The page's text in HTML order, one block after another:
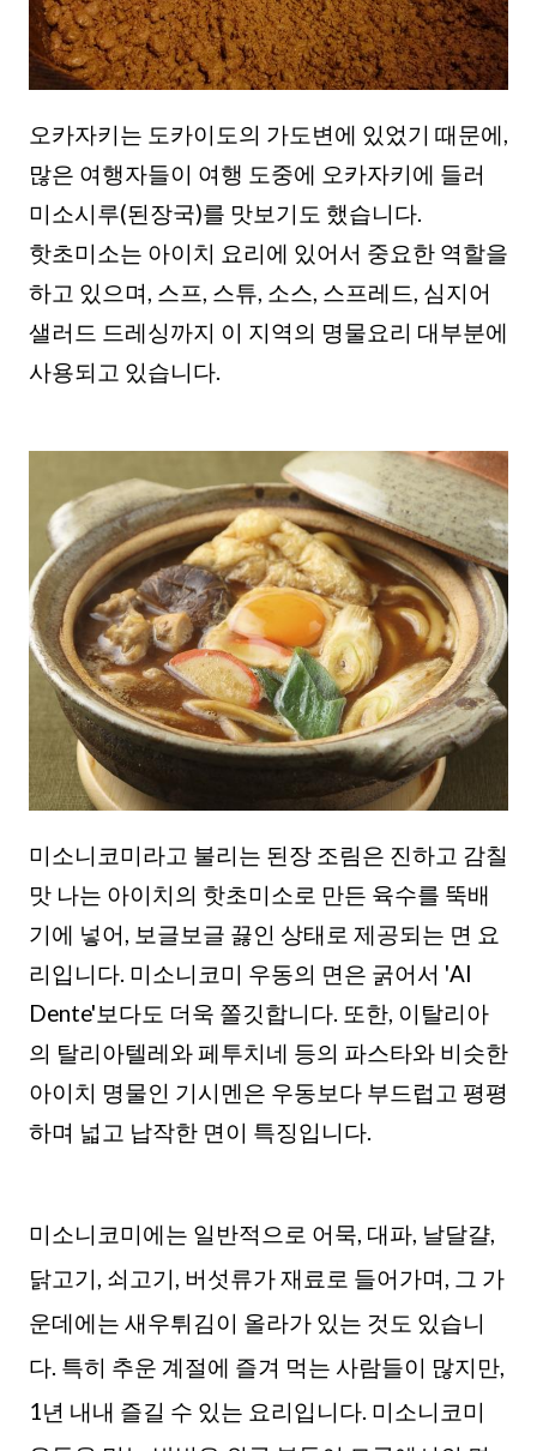
오카자키는 도카이도의 가도변에 있었기 때문에,
많은 여행자들이 여행 도중에 오카자키에 들러
미소시루(된장국)를 맛보기도 했습니다.
핫초미소는 아이치 요리에 있어서 중요한 역할을
하고 있으며, 스프, 스튜, 소스, 스프레드, 심지어
샐러드 드레싱까지 이 지역의 명물요리 대부분에
사용되고 있습니다.
미소니코미라고 불리는 된장 조림은 진하고 감칠
맛 나는 아이치의 핫초미소로 만든 육수를 뚝배
기에 넣어, 보글보글 끓인 상태로 제공되는 면 요
리입니다. 미소니코미 우동의 면은 굵어서 'Al
Dente'보다도 더욱 쫄깃합니다. 또한, 이탈리아
의 탈리아텔레와 페투치네 등의 파스타와 비슷한
아이치 명물인 기시멘은 우동보다 부드럽고 평평
하며 넓고 납작한 면이 특징입니다.
미소니코미에는 일반적으로 어묵, 대파, 날달걀,
닭고기, 쇠고기, 버섯류가 재료로 들어가며, 그 가
운데에는 새우튀김이 올라가 있는 것도 있습니
다. 특히 추운 계절에 즐겨 먹는 사람들이 많지만,
1년 내내 즐길 수 있는 요리입니다. 미소니코미